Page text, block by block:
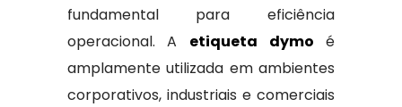
fundamental para eficiência
operacional. A etiqueta dymo é
amplamente utilizada em ambientes
corporativos, industriais e comerciais